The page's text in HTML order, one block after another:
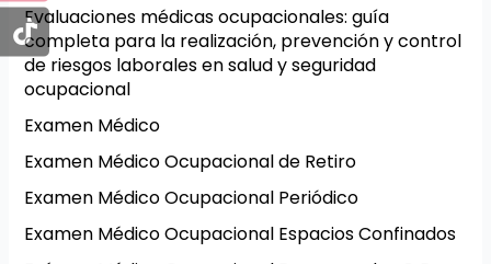
Evaluaciones médicas ocupacionales: guía
completa para la realización, prevención y control
de riesgos laborales en salud y seguridad
ocupacional
Examen Médico
Examen Médico Ocupacional de Retiro
Examen Médico Ocupacional Periódico
Examen Médico Ocupacional Espacios Confinados